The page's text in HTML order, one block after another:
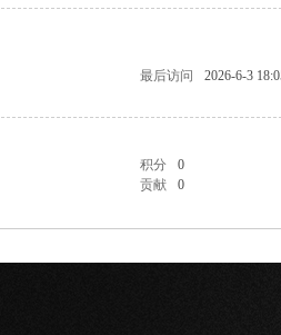
最后访问
2026-6-3
积分
0
贡献 0